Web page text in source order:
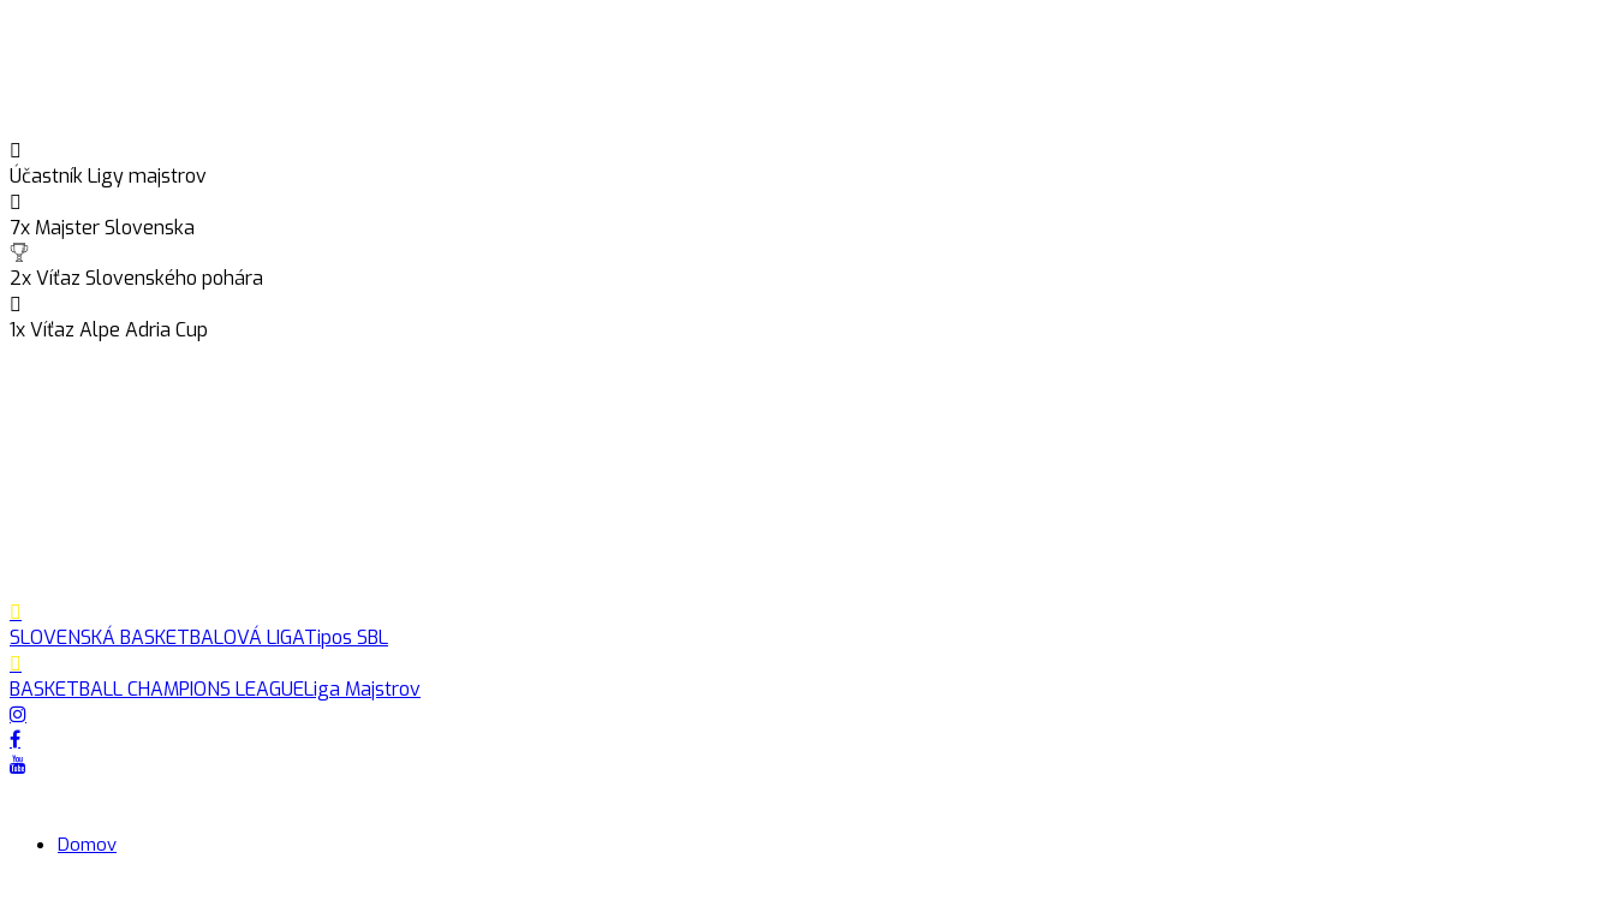
Účastník Ligy majstrov
7x Majster Slovenska
2x Víťaz Slovenského pohára
1x Víťaz Alpe Adria Cup
SLOVENSKÁ BASKETBALOVÁ LIGATipos SBL
BASKETBALL CHAMPIONS LEAGUELiga Majstrov
Domov